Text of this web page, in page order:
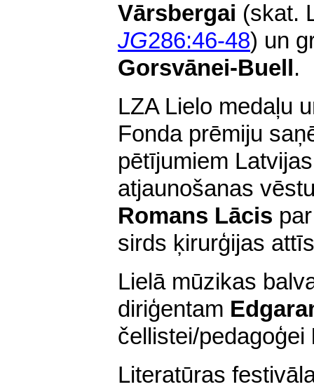
Vārsbergai (skat.
JG286:46-48) un
Gorsvānei-Buell .
LZA Lielo medaļu
Fonda prēmiju
pētījumiem
atjaunošanas
Romans Lācis
sirds ķirurģijas
Lielā mūzikas
diriģentam
čellistei/pedagoģei
Literatūras